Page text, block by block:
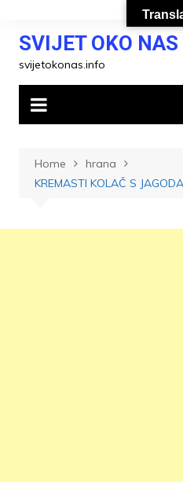
contentSVIJET OKO NAS
svijetokonas.info
Home
hrana
KREMASTI KOLAČ S